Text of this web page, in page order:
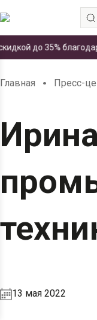
до 35% благодаря
Главная . Пресс-
13 мая 2022